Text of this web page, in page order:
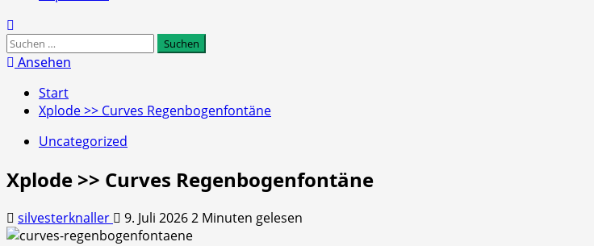
Suchen
nach:
Ansehen
Start
Xplode >> Curves Regenbogenfontäne
Uncategorized
Xplode >> Curves Regenbogenfontäne
silvesterknaller 9. Juli 20262 Minuten gelesen